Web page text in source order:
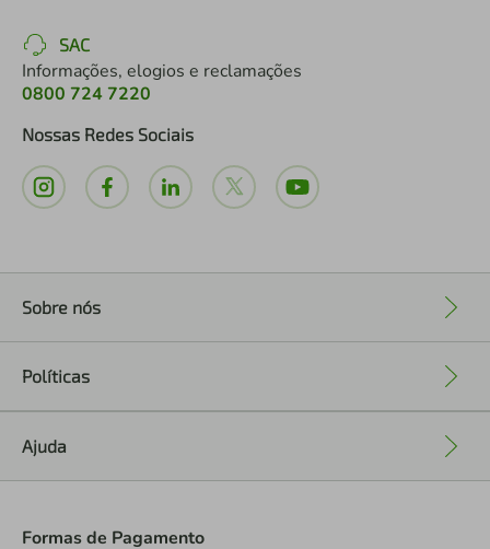
SAC
Informações, elogios e reclamações
0800 724 7220
Nossas Redes Sociais
Sobre nós
Políticas
Ajuda
Formas de Pagamento